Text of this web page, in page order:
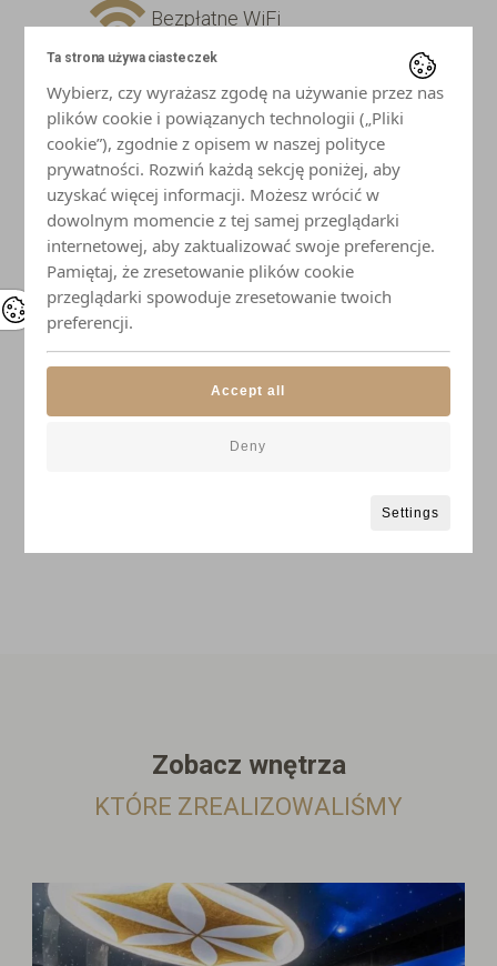
Bezpłatne WiFi
Lodówka
Płyta indukcyjna
Mikrofalówka
Czajnik
Naczynia i przybory kuchenne
Zobacz wnętrza
KTÓRE ZREALIZOWALIŚMY
Ta strona używa ciasteczek
Wybierz, czy wyrażasz zgodę na używanie przez nas
plików cookie i powiązanych technologii („Pliki
cookie”), zgodnie z opisem w naszej polityce
prywatności. Rozwiń każdą sekcję poniżej, aby
uzyskać więcej informacji. Możesz wrócić w
dowolnym momencie z tej samej przeglądarki
internetowej, aby zaktualizować swoje preferencje.
Pamiętaj, że zresetowanie plików cookie
przeglądarki spowoduje zresetowanie twoich
preferencji.
Settings
Deny
Accept all